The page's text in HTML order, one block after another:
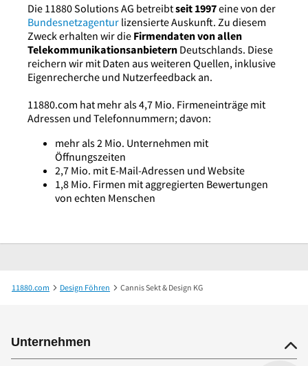
Die 11880 Solutions AG betreibtseit 1997eine von der
Bundesnetzagentur lizensierte Auskunft. Zu diesem
Zweck erhalten wir die Firmendaten von allen
Telekommunikationsanbietern Deutschlands. Diese
reichern wir mit Daten aus weiteren Quellen, inklusive
Eigenrecherche und Nutzerfeedback an.
11880.com hat mehr als 4,7 Mio. Firmeneinträge mit
Adressen und Telefonnummern; davon:
mehr als 2 Mio. Unternehmen mit
Öffnungszeiten
2,7 Mio. mit E-Mail-Adressen und Website
1,8 Mio. Firmen mit aggregierten Bewertungen
von echten Menschen
11880.com Design Föhren Cannis Sekt & Design KG
Unternehmen